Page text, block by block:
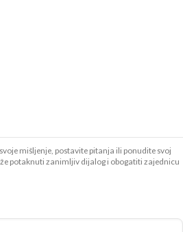
mišljenje, postavite pitanja ili ponudite svoj
potaknuti zanimljiv dijalog i obogatiti zajednicu